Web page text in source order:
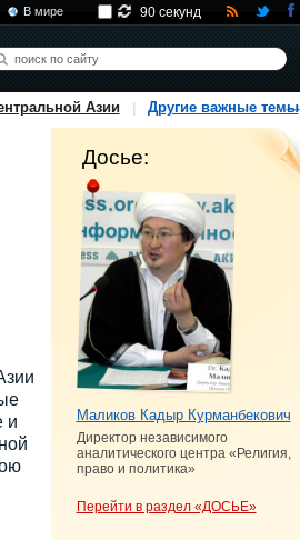
В мире 90 секунд
Азии Другие важные темы
и
Досье:
Маликов Кадыр Курманбекович
Директор независимого
аналитического центра «Религия,
право и политика»
Перейти в раздел «ДОСЬЕ»